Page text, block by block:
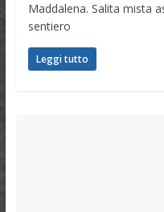
Maddalena. Salita mista
sentiero
Leggi tutto